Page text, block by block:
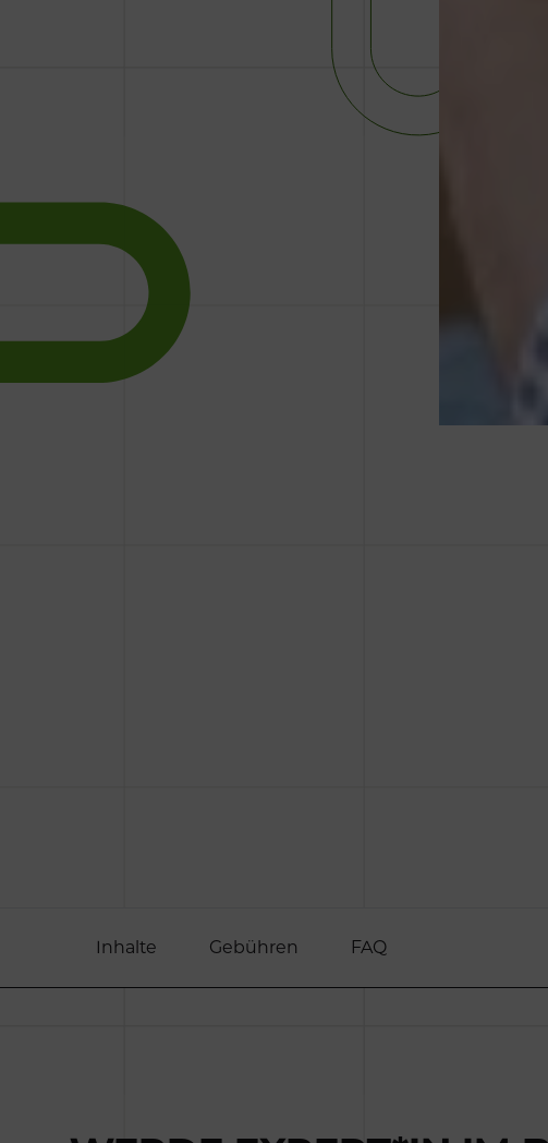
Inhalte Gebühren FAQ